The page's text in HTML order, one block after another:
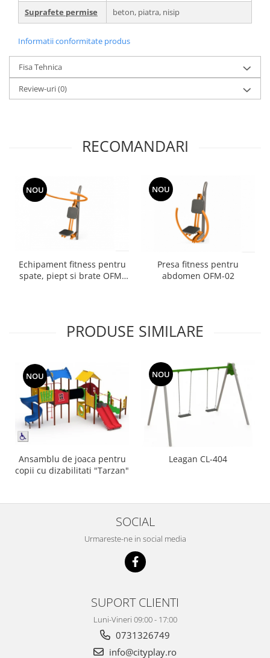
Suprafete permise beton, piatra, nisip
Informatii conformitate produs
Fisa Tehnica
Review-uri(0)
RECOMANDARI
NOU
Echipament fitness pentru
spate, piept si brate OFM-
NOU
Presa fitness pentru
abdomen OFM-02
PRODUSE SIMILARE
NOU
Ansamblu de joaca pentru
copii cu dizabilitati "Tarzan"
NOU
Leagan CL-404
SOCIAL
Urmareste-ne in social media
SUPORT CLIENTI
Luni-Vineri 09:00 - 17:00
0731326749
info@cityplay.ro